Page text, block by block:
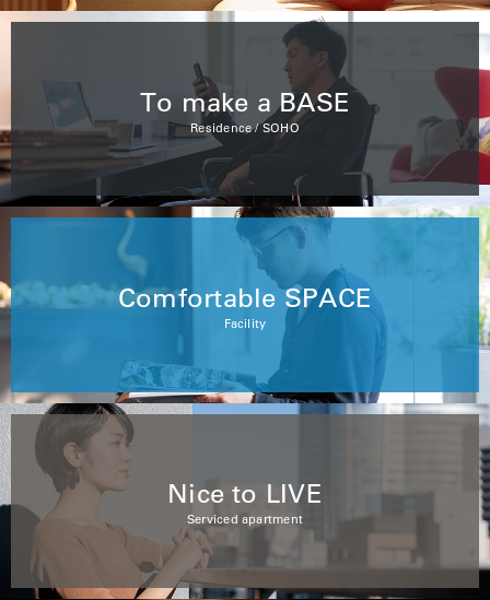
To make a BASE
Residence / SOHO
Comfortable SPACE
Facility
Nice to LIVE
Serviced apartment